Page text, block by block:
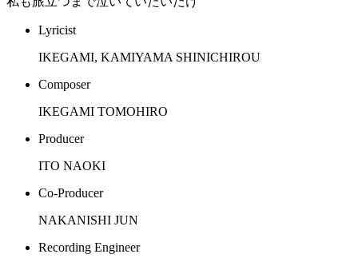
Lyricist
IKEGAMI, KAMIYAMA SHINICHIROU
Composer
IKEGAMI TOMOHIRO
Producer
ITO NAOKI
Co-Producer
NAKANISHI JUN
Recording Engineer